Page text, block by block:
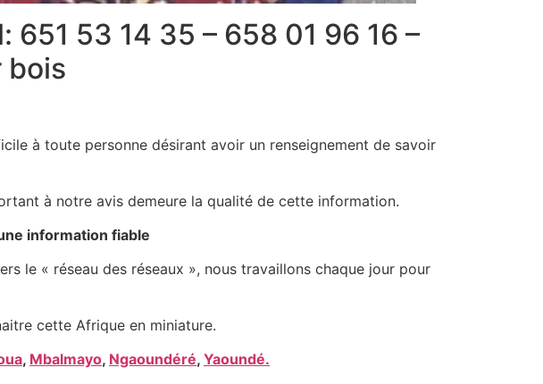
651 53 14 35 – 658 01 96 16 –
bois
à toute personne désirant avoir un renseignement de savoir
à notre avis demeure la qualité de cette information.
information fiable
le « réseau des réseaux », nous travaillons chaque jour pour
cette Afrique en miniature.
, Mbalmayo, Ngaoundéré, Yaoundé.